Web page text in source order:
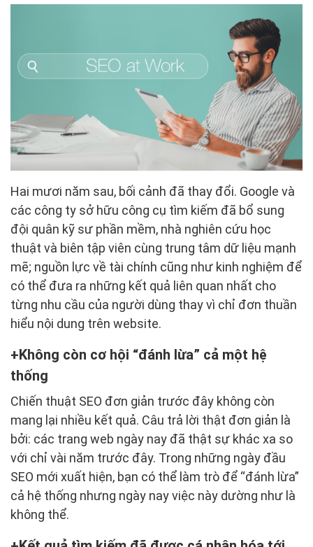
Hai mươi năm sau, bối cảnh đã thay đổi. Google và
các công ty sở hữu công cụ tìm kiếm đã bổ sung
đội quân kỹ sư phần mềm, nhà nghiên cứu học
thuật và biên tập viên cùng trung tâm dữ liệu mạnh
mẽ; nguồn lực về tài chính cũng như kinh nghiệm để
có thể đưa ra những kết quả liên quan nhất cho
từng nhu cầu của người dùng thay vì chỉ đơn thuần
hiểu nội dung trên website.
Không còn cơ hội “đánh lừa” cả một hệ
thống
Chiến thuật SEO đơn giản trước đây không còn
mang lại nhiều kết quả. Câu trả lời thật đơn giản là
bởi: các trang web ngày nay đã thật sự khác xa so
với chỉ vài năm trước đây. Trong những ngày đầu
SEO mới xuất hiện, bạn có thể làm trò để “đánh lừa”
cả hệ thống nhưng ngày nay việc này dường như là
không thể.